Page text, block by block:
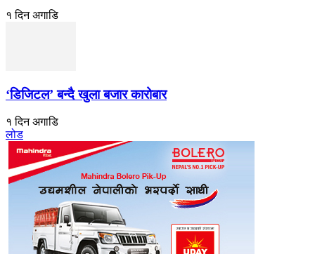
१ दिन अगाडि
‘डिजिटल’ बन्दै खुला बजार कारोबार
१ दिन अगाडि
लोड